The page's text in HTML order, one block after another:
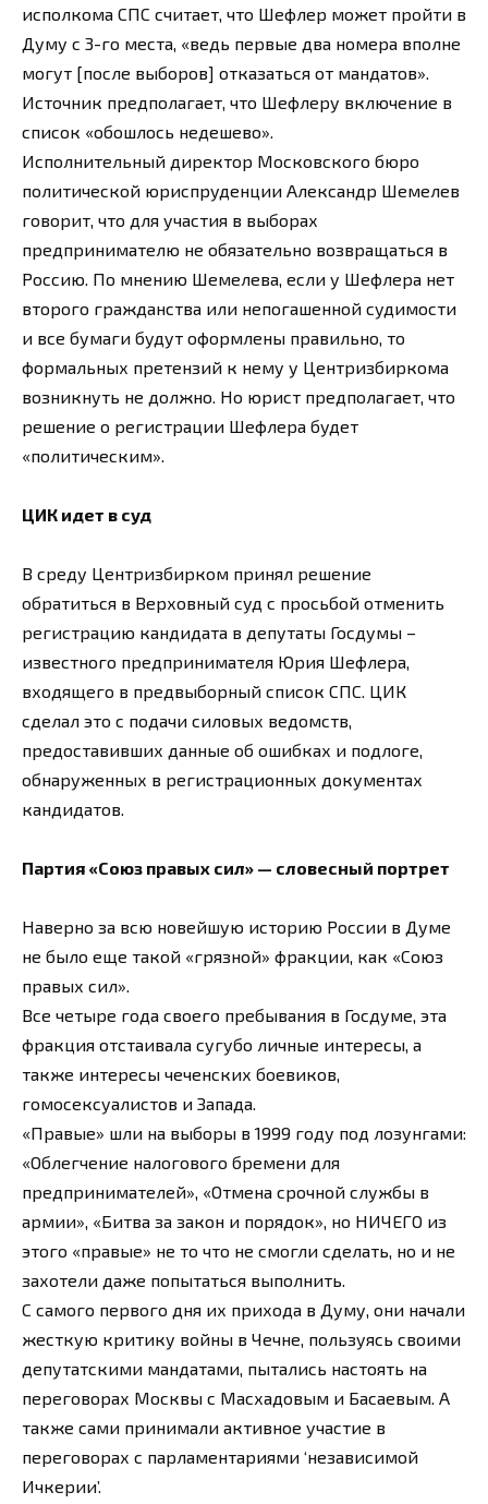
исполкома СПС считает, что Шефлер может пройти в
Думу с 3-го места, «ведь первые два номера вполне
могут [после выборов] отказаться от мандатов».
Источник предполагает, что Шефлеру включение в
список «обошлось недешево».
Исполнительный директор Московского бюро
политической юриспруденции Александр Шемелев
говорит, что для участия в выборах
предпринимателю не обязательно возвращаться в
Россию. По мнению Шемелева, если у Шефлера нет
второго гражданства или непогашенной судимости
и все бумаги будут оформлены правильно, то
формальных претензий к нему у Центризбиркома
возникнуть не должно. Но юрист предполагает, что
решение о регистрации Шефлера будет
«политическим».
ЦИК идет в суд
В среду Центризбирком принял решение
обратиться в Верховный суд с просьбой отменить
регистрацию кандидата в депутаты Госдумы –
известного предпринимателя Юрия Шефлера,
входящего в предвыборный список СПС. ЦИК
сделал это с подачи силовых ведомств,
предоставивших данные об ошибках и подлоге,
обнаруженных в регистрационных документах
кандидатов.
Партия «Союз правых сил» — словесный портрет
Наверно за всю новейшую историю России в Думе
не было еще такой «грязной» фракции, как «Союз
правых сил».
Все четыре года своего пребывания в Госдуме, эта
фракция отстаивала сугубо личные интересы, а
также интересы чеченских боевиков,
гомосексуалистов и Запада.
«Правые» шли на выборы в 1999 году под лозунгами:
«Облегчение налогового бремени для
предпринимателей», «Отмена срочной службы в
армии», «Битва за закон и порядок», но НИЧЕГО из
этого «правые» не то что не смогли сделать, но и не
захотели даже попытаться выполнить.
С самого первого дня их прихода в Думу, они начали
жесткую критику войны в Чечне, пользуясь своими
депутатскими мандатами, пытались настоять на
переговорах Москвы с Масхадовым и Басаевым. А
также сами принимали активное участие в
переговорах с парламентариями ‘независимой
Ичкерии’.